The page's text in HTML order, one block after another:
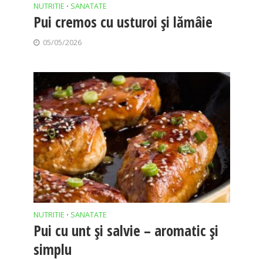
NUTRITIE • SANATATE
Pui cremos cu usturoi și lămâie
05/05/2026
NUTRITIE • SANATATE
Pui cu unt și salvie – aromatic și
simplu